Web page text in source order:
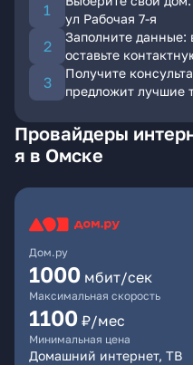
ул Рабочая 7-я
Заполните данные:
оставьте
Получите
предложит лучшие
Провайдеры
я в Омске
Дом.ру
1000 мбит/сек
Максимальная скорость
1100 ₽/мес
Минимальная цена
Домашний интернет, ТВ